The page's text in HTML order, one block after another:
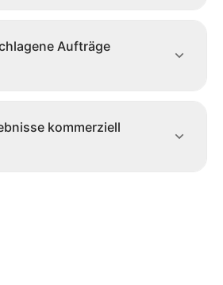
Aufträge
kommerziell